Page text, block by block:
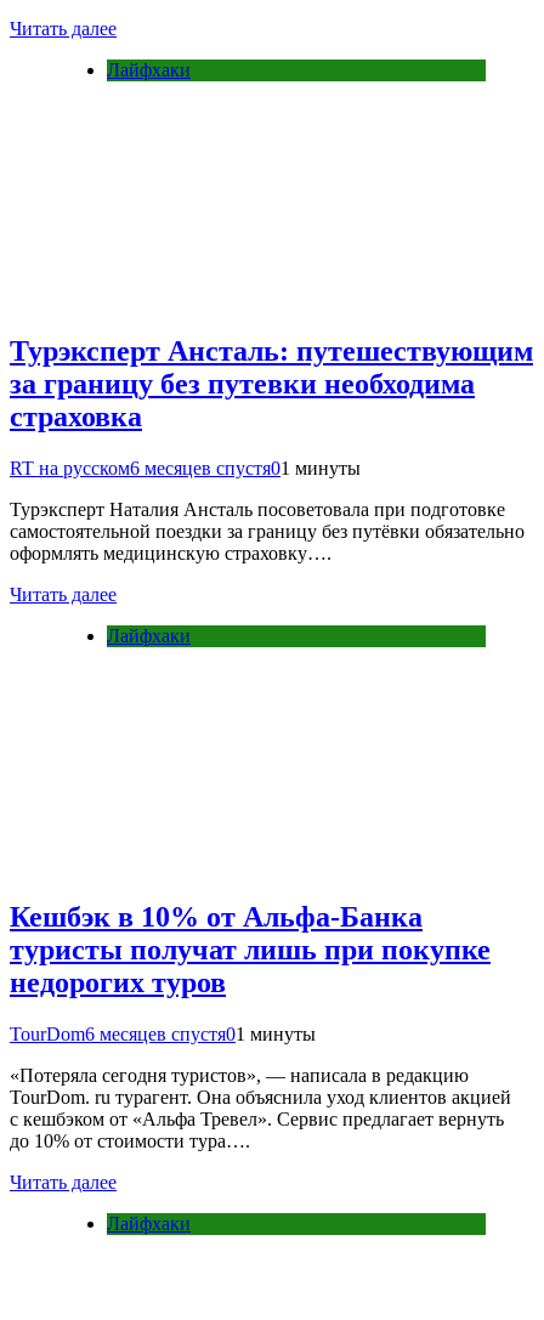
Читать далее
Лайфхаки
Турэксперт Ансталь: путешествующим
за границу без путевки необходима
страховка
RT на русском6 месяцев спустя01 минуты
Турэксперт Наталия Ансталь посоветовала при подготовке
самостоятельной поездки за границу без путёвки обязательно
оформлять медицинскую страховку….
Читать далее
Лайфхаки
Кешбэк в 10% от Альфа-Банка
туристы получат лишь при покупке
недорогих туров
TourDom6 месяцев спустя01 минуты
«Потеряла сегодня туристов», — написала в редакцию
TourDom. ru турагент. Она объяснила уход клиентов акцией
с кешбэком от «Альфа Тревел». Сервис предлагает вернуть
до 10% от стоимости тура….
Читать далее
Лайфхаки